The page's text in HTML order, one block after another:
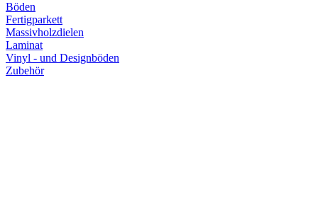
Böden
Fertigparkett
Massivholzdielen
Laminat
Vinyl - und Designböden
Zubehör